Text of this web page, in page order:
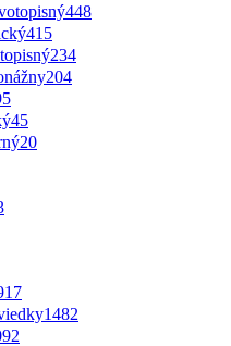
448
415
234
204
45
20
1482